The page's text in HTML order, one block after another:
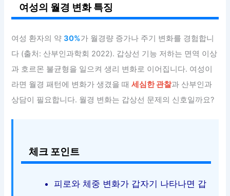
여성의 월경 변화 특징
여성 환자의 약30%가 월경량 증가나 주기 변화를 경험합니
다 (출처: 산부인과학회 2022). 갑상선 기능 저하는 면역 이상
과 호르몬 불균형을 일으켜 생리 변화로 이어집니다. 여성이
라면 월경 패턴에 변화가 생겼을 때세심한 관찰과 산부인과
상담이 필요합니다. 월경 변화는 갑상선 문제의 신호일까요?
체크 포인트
피로와 체중 변화가 갑자기 나타나면 갑